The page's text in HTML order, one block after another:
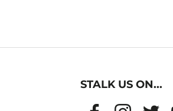
STALK US ON...